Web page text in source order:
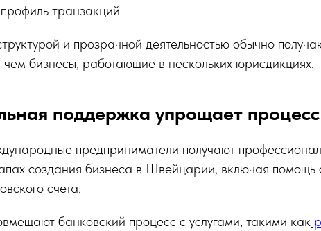
транзакций
и прозрачной деятельностью обычно
чем бизнесы, работающие в нескольких юрисдикциях.
поддержка упрощает процесс
предприниматели получают
создания бизнеса в Швейцарии, включая помощь
счета.
банковский процесс с услугами, такими как